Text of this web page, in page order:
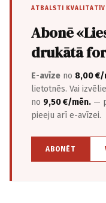
ATBALSTI
Abonē
drukātā
E-avīze no 8,00 €/
lietotnēs. Vai
no 9,50 €/mēn. —
pieeju arī e-avīzei.
ABONĒT